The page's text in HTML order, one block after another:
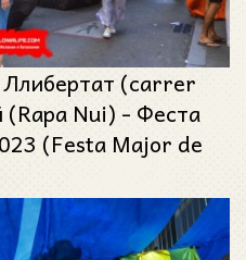
(carrer
Nui) - Феста
(Festa Major de